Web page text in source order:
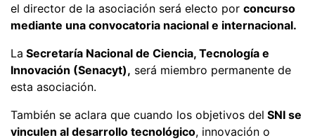
el director de la asociación será electo por concurso
mediante una convocatoria nacional e internacional.
La Secretaría Nacional de Ciencia, Tecnología e
Innovación (Senacyt), será miembro permanente de
esta asociación.
También se aclara que cuando los objetivos del SNI se
vinculen al desarrollo tecnológico, innovación o